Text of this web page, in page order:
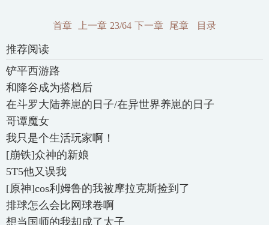
首章 上一章 23/64 下一章 尾章 目录
推荐阅读
铲平西游路
和降谷成为搭档后
在斗罗大陆养崽的日子/在异世界养崽的日子
哥谭魔女
我只是个生活玩家啊！
[崩铁]众神的新娘
5T5他又误我
[原神]cos利姆鲁的我被摩拉克斯捡到了
排球怎么会比网球卷啊
想当国师的我却成了太子